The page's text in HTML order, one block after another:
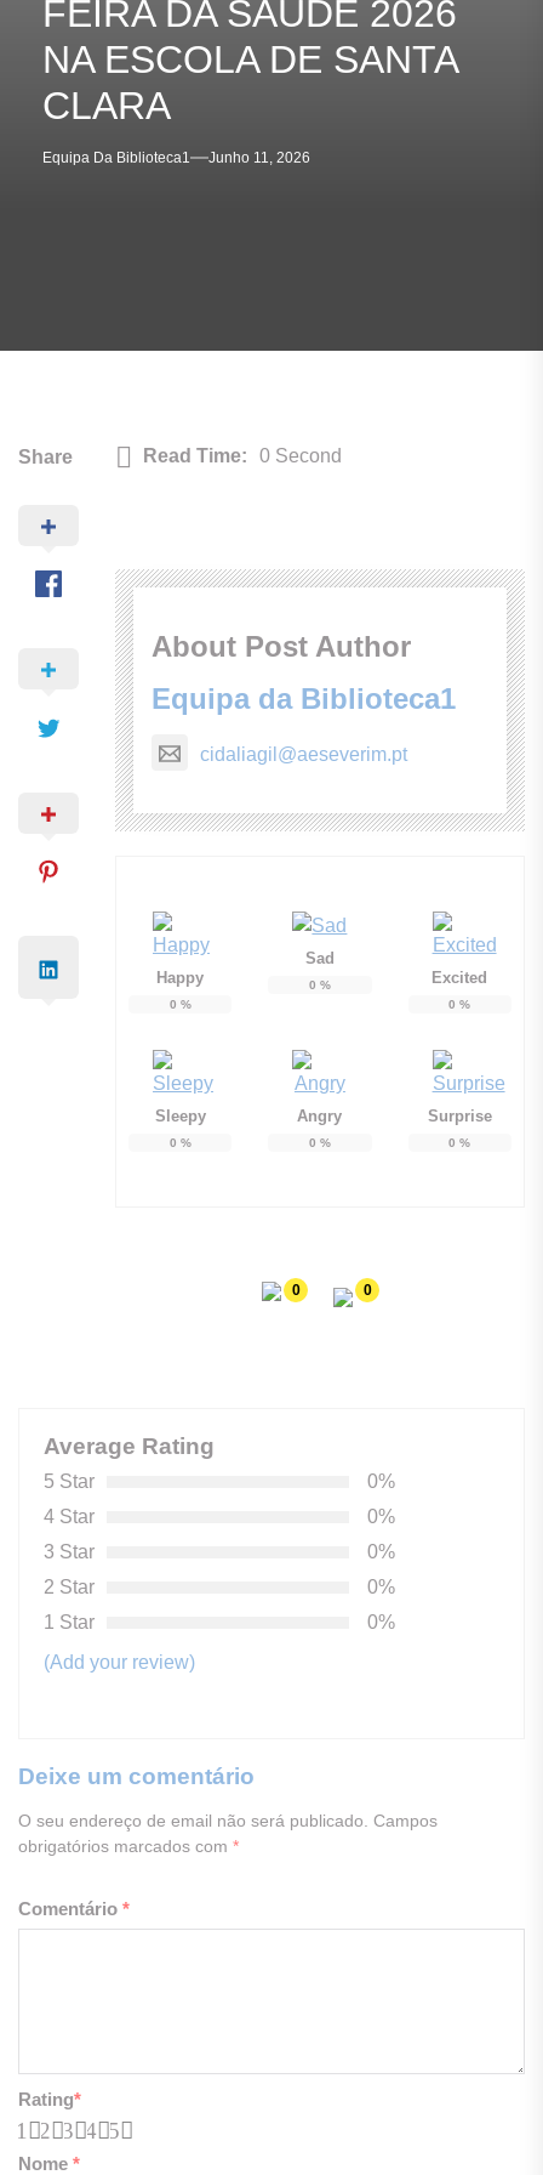
FEIRA DA SAÚDE 2026
NA ESCOLA DE SANTA
CLARA
Equipa Da Biblioteca1 Junho 11, 2026
Share Read Time: 0 Second
About Post Author
Equipa da Biblioteca1
cidaliagil@aeseverim.pt
Happy
0 %
Sad
0 % Excited
0 %
Sleepy
0 %
Angry
0 %
Surprise
0 %
0 0
Average Rating
5 Star
0%
4 Star
0%
3 Star
0%
2 Star
0%
1 Star
0%
(Add your review)
Deixe um comentário
O seu endereço de email não será publicado. Campos
obrigatórios marcados com *
Comentário *
Rating*
5
4
3
2
1
Nome *